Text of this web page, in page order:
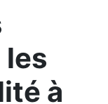
à